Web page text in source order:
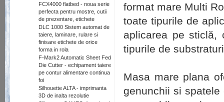
FCX4000 flatbed - noua serie
perfecta pentru mostre, cutii
de prezentare, etichete
DLC 1000 Sistem automat de
taiere, laminare, rulare si
finisare etichete de orice
forma in rola
F-Mark2 Automatic Sheet Fed
Die Cutter - echipament taiere
pe contur alimentare continua
foi
Silhouette ALTA - imprimanta
3D de inalta rezolutie
format mare Multi
toate tipurile de
aplicarea pe sticlă,
tipurile de substraturi
Masa mare plana
genunchii si spatele